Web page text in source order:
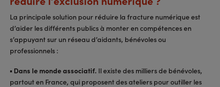
La principale solution pour réduire la fracture numérique est
d’aider les différents publics à monter en compétences en
s’appuyant sur un réseau d’aidants, bénévoles ou
professionnels :
▪ Dans le monde associatif. Il existe des milliers de bénévoles,
partout en France, qui proposent des ateliers pour outiller les